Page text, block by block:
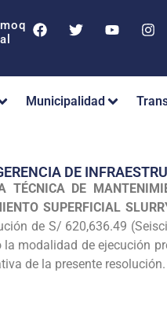
Municipalidad
DE
TÉCNICA DE
SUPERFICIAL
de S/ 620,636.49
modalidad de ejecución
de la presente resolución.